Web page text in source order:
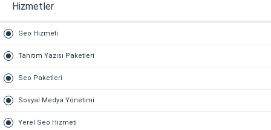
Hizmetler
Geo Hizmeti
Tanıtım Yazısı Paketleri
Seo Paketleri
Sosyal Medya Yönetimi
Yerel Seo Hizmeti